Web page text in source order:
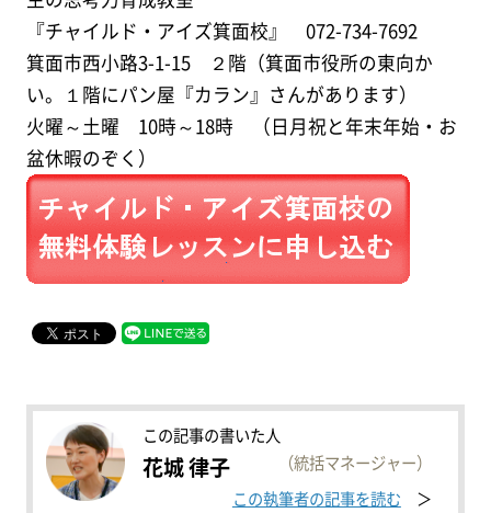
『チャイルド・アイズ箕面校』 072-734-7692
箕面市西小路3-1-15 ２階（箕面市役所の東向か
い。１階にパン屋『カラン』さんがあります）
火曜～土曜 10時～18時 （日月祝と年末年始・お
盆休暇のぞく）
この記事の書いた人
花城 律子
（統括マネージャー）
この執筆者の記事を読む